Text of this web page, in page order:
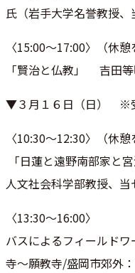
氏（岩手大学名誉教授、
〈15:00〜17:00〉（休憩
「賢治と仏教」 吉田等
▼３月１６日（日） ※
〈10:30〜12:30〉（休憩
「日蓮と遠野南部家
人文社会科学部教授、当
〈13:30〜16:00〉
バスによるフィールド
寺〜願教寺/盛岡市郊外